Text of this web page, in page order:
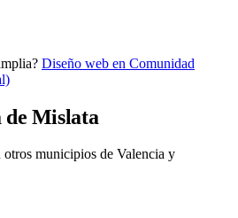
Diseño web en Comunidad
de Mislata
municipios de Valencia y